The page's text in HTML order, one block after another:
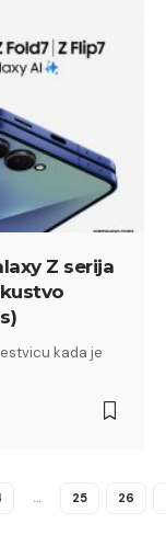
Z serija
kada je
… 25 26